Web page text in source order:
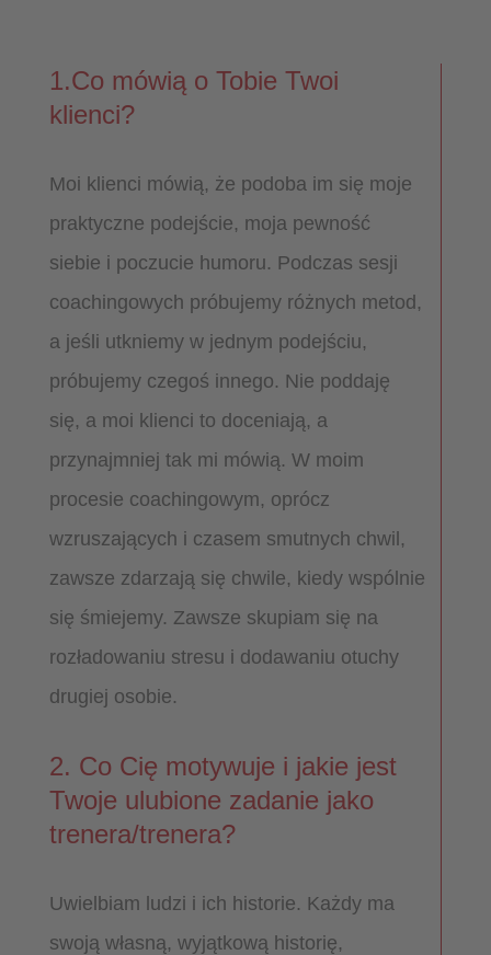
1.Co mówią o Tobie Twoi
klienci?
Moi klienci mówią, że podoba im się moje
praktyczne podejście, moja pewność
siebie i poczucie humoru. Podczas sesji
coachingowych próbujemy różnych metod,
a jeśli utkniemy w jednym podejściu,
próbujemy czegoś innego. Nie poddaję
się, a moi klienci to doceniają, a
przynajmniej tak mi mówią. W moim
procesie coachingowym, oprócz
wzruszających i czasem smutnych chwil,
zawsze zdarzają się chwile, kiedy wspólnie
się śmiejemy. Zawsze skupiam się na
rozładowaniu stresu i dodawaniu otuchy
drugiej osobie.
2. Co Cię motywuje i jakie jest
Twoje ulubione zadanie jako
trenera/trenera?
Uwielbiam ludzi i ich historie. Każdy ma
swoją własną, wyjątkową historię,